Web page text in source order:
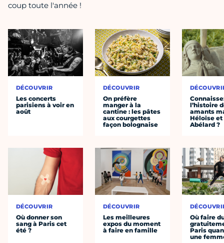
coup toute l'année !
DÉCOUVRIR
Les concerts
parisiens à voir en
août
DÉCOUVRIR
Où donner son
sang à Paris cet
été ?
DÉCOUVRIR
On préfère
manger à la
cantine : les pâtes
aux courgettes
façon bolognaise
DÉCOUVRIR
Les meilleures
expos du moment
à faire en famille
l’histoire
amants
Héloïse et
Abélard ?
Où faire
Paris
une